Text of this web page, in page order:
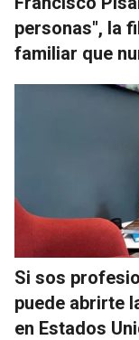
personas", la
familiar que
Si sos
puede abrirte
en Estados